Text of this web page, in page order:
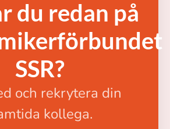
du redan på
SSR?
och rekrytera din
kollega.